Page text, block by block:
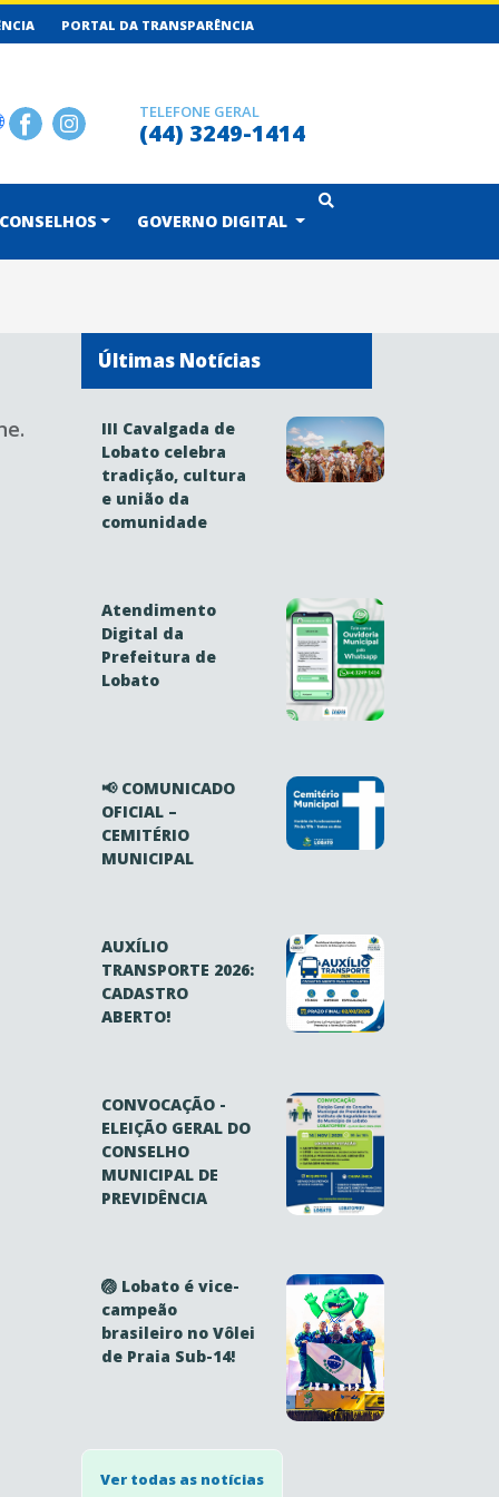
PORTAL DA TRANSPARÊNCIA
TELEFONE GERAL
(44) 3249-1414
CONSELHOS GOVERNO DIGITAL
Últimas Notícias
III Cavalgada de
Lobato celebra
tradição, cultura
e união da
comunidade
Atendimento
Digital da
Prefeitura de
Lobato
📢 COMUNICADO
OFICIAL –
CEMITÉRIO
MUNICIPAL
AUXÍLIO
TRANSPORTE 2026:
CADASTRO
ABERTO!
CONVOCAÇÃO -
ELEIÇÃO GERAL DO
CONSELHO
MUNICIPAL DE
PREVIDÊNCIA
🏐 Lobato é vice-
campeão
brasileiro no Vôlei
de Praia Sub-14!
Ver todas as notícias